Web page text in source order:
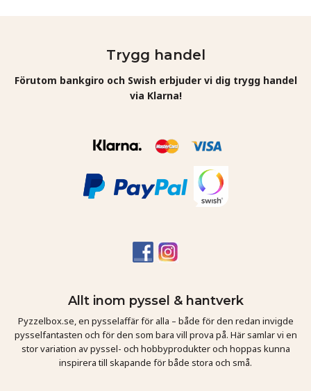
Trygg handel
Förutom bankgiro och Swish erbjuder vi dig trygg handel
via Klarna!
Allt inom pyssel & hantverk
Pyzzelbox.se, en pysselaffär för alla – både för den redan invigde
pysselfantasten och för den som bara vill prova på. Här samlar vi en
stor variation av pyssel- och hobbyprodukter och hoppas kunna
inspirera till skapande för både stora och små.